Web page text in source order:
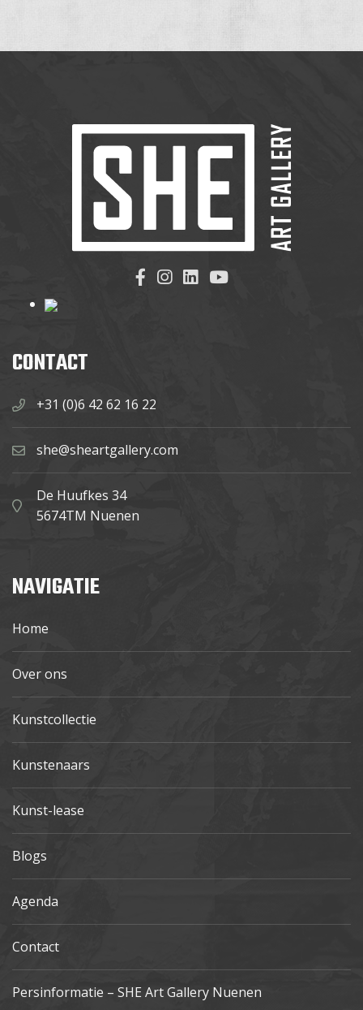
CONTACT
+31 (0)6 42 62 16 22
she@sheartgallery.com
De Huufkes 34
5674TM Nuenen
NAVIGATIE
Home
Over ons
Kunstcollectie
Kunstenaars
Kunst-lease
Blogs
Agenda
Contact
Persinformatie – SHE Art Gallery Nuenen